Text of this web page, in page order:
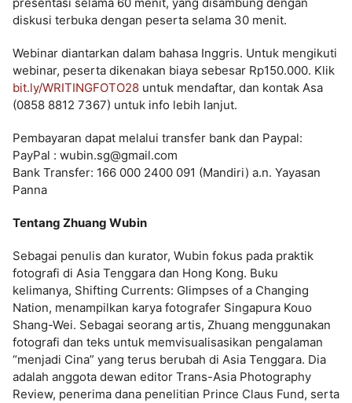
diskusi terbuka dengan peserta selama 30 menit.
Webinar diantarkan dalam bahasa Inggris. Untuk mengikuti
webinar, peserta dikenakan biaya sebesar Rp150.000. Klik
bit.ly/WRITINGFOTO28 untuk mendaftar, dan kontak Asa
(0858 8812 7367) untuk info lebih lanjut.
Pembayaran dapat melalui transfer bank dan Paypal:
PayPal : wubin.sg@gmail.com
Bank Transfer: 166 000 2400 091 (Mandiri) a.n. Yayasan
Panna
Tentang Zhuang Wubin
Sebagai penulis dan kurator, Wubin fokus pada praktik
fotografi di Asia Tenggara dan Hong Kong. Buku
kelimanya, Shifting Currents: Glimpses of a Changing
Nation, menampilkan karya fotografer Singapura Kouo
Shang-Wei. Sebagai seorang artis, Zhuang menggunakan
fotografi dan teks untuk memvisualisasikan pengalaman
“menjadi Cina” yang terus berubah di Asia Tenggara. Dia
adalah anggota dewan editor Trans-Asia Photography
Review, penerima dana penelitian Prince Claus Fund, serta